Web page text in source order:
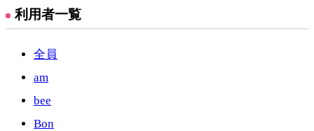
利用者一覧
全員
am
bee
Bon